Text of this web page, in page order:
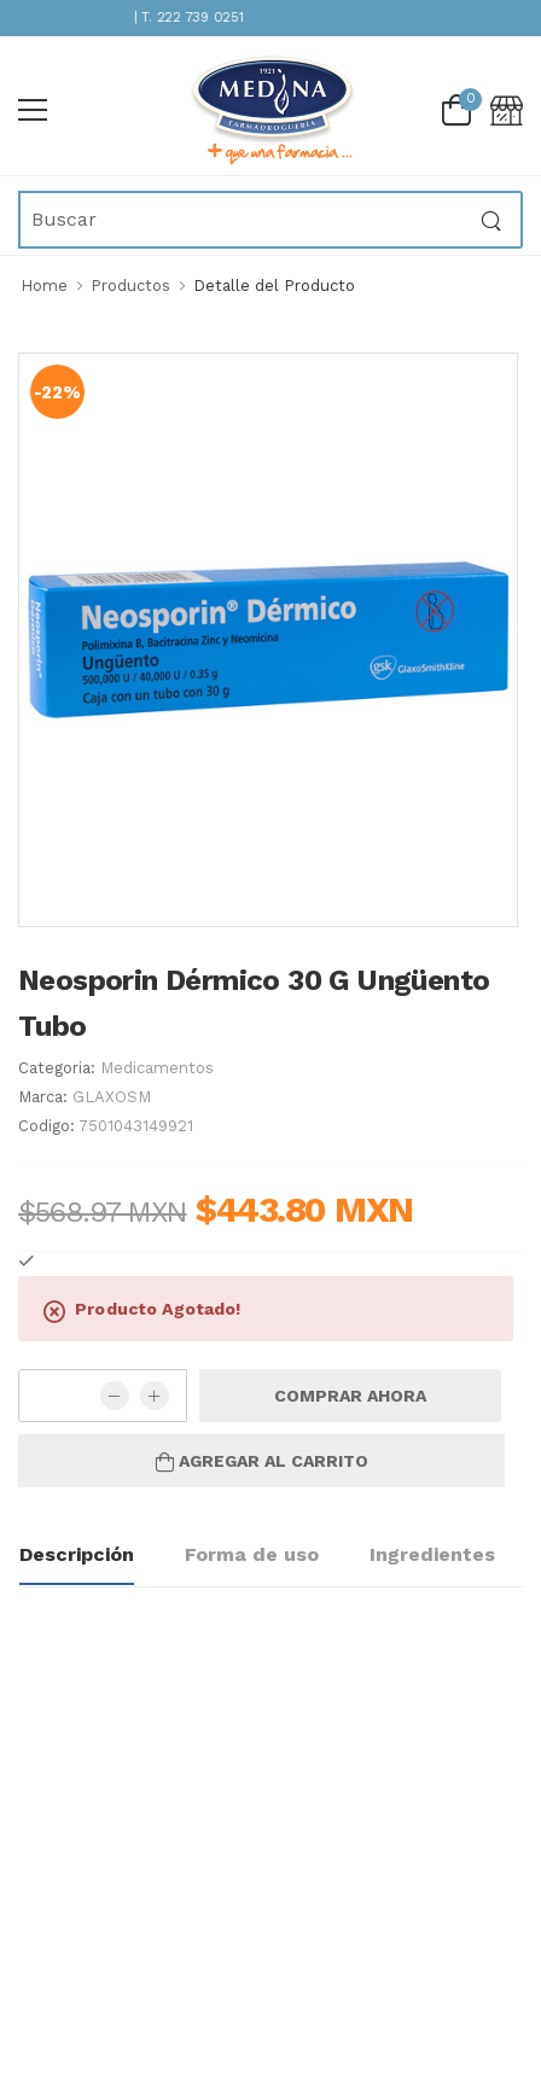
INMEDIATA | T. 222 739 0251
0
Home Productos Detalle del Producto
-22%
Neosporin Dérmico 30 G Ungüento
Tubo
Categoria: Medicamentos
Marca: GLAXOSM
Codigo: 7501043149921
$568.97 MXN $443.80 MXN
Producto Agotado!
COMPRAR AHORA
AGREGAR AL CARRITO
Descripción Forma de uso Ingredientes